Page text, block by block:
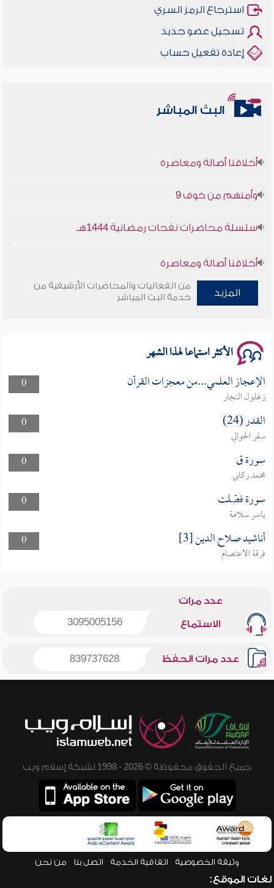
استرجاع الرمز السري
تسجيل عضو جديد
إعادة تفعيل حساب
البث المباشر
أخلاقنا أصالة ومعاصرة
وأمنهم من خوف 9
سلسلة محاضرات نفحات رمضانية 1444هـ
أخلاقنا أصالة ومعاصرة
وأمنهم من خوف 9
المزيد
من الفعاليات والمحاضرات الأرشيفية من
خدمة البث المباشر
الأكثر استماعا لهذا الشهر
0 الإعجاز العلمي...من معجزات القرآن
زغلول النجار
0
القدر (24)
سفر الحوالي
0
سورة ق
محمد ركابي
0
سورة فصّلت
ياسر سلامة
0
أناشيد صلاح الدين [3]
فرقة الاعتصام
عدد مرات
الاستماع 3095005156
عدد مرات الحفظ 839737628
جميع الحقوق محفوظة © 2026 - 1998 لشبكة إسلام ويب
وثيقة الخصوصية اتفاقية الخدمة اتصل بنا من نحن
لغات الموقع: